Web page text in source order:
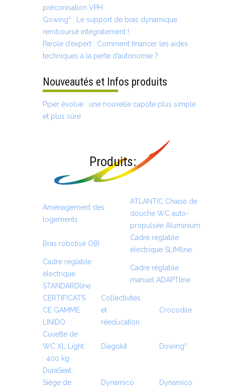
préconisation VPH
Gowing² : Le support de bras dynamique
remboursé intégralement !
Parole d’expert : Comment financer les aides
techniques à la perte d’autonomie ?
Nouveautés et Infos produits
Piper évolue : une nouvelle capote plus simple
et plus sûre
Produits:
Aménagement des
logements
ATLANTIC Chaise de
douche WC auto-
propulsée Aluminium
Bras robotisé OBI
Cadre réglable
électrique SLIMline
Cadre réglable
électrique
STANDARDline
Cadre réglable
manuel ADAPTline
CERTIFICATS
CE GAMME
LINIDO
Collectivités
et
réeducation
Crocodile
Cuvette de
WC XL Light
: 400 kg
Diagokit Dowing²
DuraSeat :
Siège de
Dynamico
Dynamico